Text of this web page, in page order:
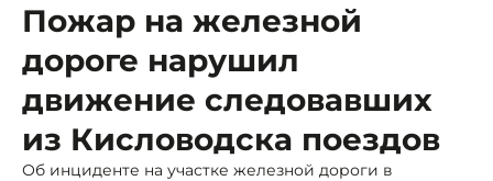
Пожар на железной
дороге нарушил
движение следовавших
из Кисловодска поездов
Об инциденте на участке железной дороги в